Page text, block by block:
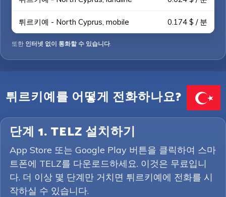
튀르키예 - North Cyprus, mobile 0.174 $ / 분
또한 인터넷 없이 통화할 수 있습니다.
튀르키예를 어떻게 전화하나요?
단계 1. TELZ 설치하기
App Store 또는 Google Play 버튼을 클릭하여 스마
트폰에 TELZ를 다운로드하세요. 이것은 무료입니
다. 더 이상 몇 단계만 거치면 튀르키예에 전화를 시
작하실 수 있습니다.